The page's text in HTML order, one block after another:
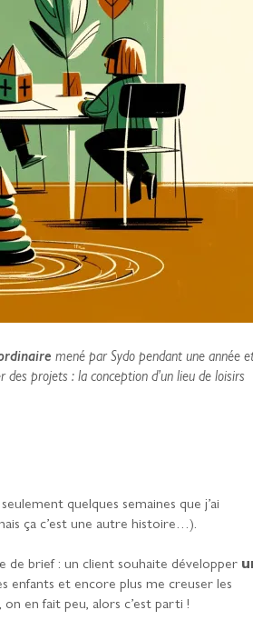
mené par Sydo pendant une année
projets : la conception d’un lieu de loisirs
quelques semaines que j’ai
ça c’est une autre histoire…).
de brief : un client souhaite développer
enfants et encore plus me creuser les
en fait peu, alors c’est parti !